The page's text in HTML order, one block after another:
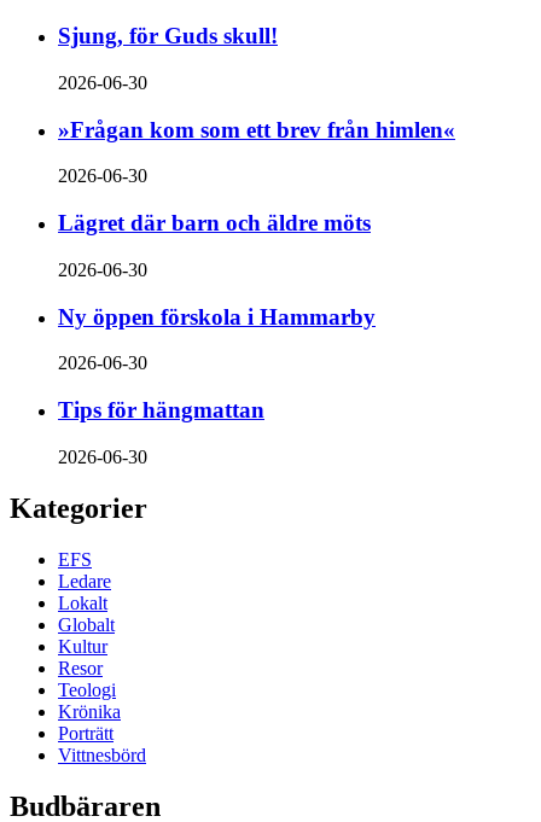
Sjung, för Guds skull!
2026-06-30
»Frågan kom som ett brev från himlen«
2026-06-30
Lägret där barn och äldre möts
2026-06-30
Ny öppen förskola i Hammarby
2026-06-30
Tips för hängmattan
2026-06-30
Kategorier
EFS
Ledare
Lokalt
Globalt
Kultur
Resor
Teologi
Krönika
Porträtt
Vittnesbörd
Budbäraren